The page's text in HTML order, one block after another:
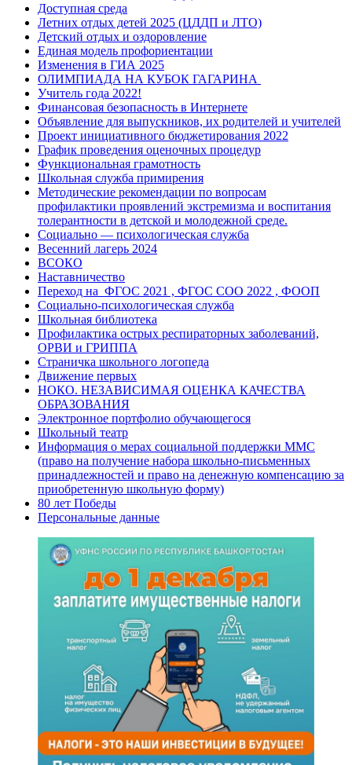
Доступная среда
Летних отдых детей 2025 (ЦДДП и ЛТО)
Детский отдых и оздоровление
Единая модель профориентации
Изменения в ГИА 2025
ОЛИМПИАДА НА КУБОК ГАГАРИНА
Учитель года 2022!
Финансовая безопасность в Интернете
Объявление для выпускников, их родителей и учителей
Проект инициативного бюджетирования 2022
График проведения оценочных процедур
Функциональная грамотность
Школьная служба примирения
Методические рекомендации по вопросам
профилактики проявлений экстремизма и воспитания
толерантности в детской и молодежной среде.
Социально — психологическая служба
Весенний лагерь 2024
ВСОКО
Наставничество
Переход на ФГОС 2021 , ФГОС СОО 2022 , ФООП
Социально-психологическая служба
Школьная библиотека
Профилактика острых респираторных заболеваний,
ОРВИ и ГРИППА
Страничка школьного логопеда
Движение первых
НОКО. НЕЗАВИСИМАЯ ОЦЕНКА КАЧЕСТВА
ОБРАЗОВАНИЯ
Электронное портфолио обучающегося
Школьный театр
Информация о мерах социальной поддержки ММС
(право на получение набора школьно-письменных
принадлежностей и право на денежную компенсацию за
приобретенную школьную форму)
80 лет Победы
Персональные данные